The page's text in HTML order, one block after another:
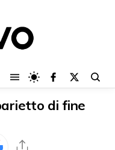
di fine